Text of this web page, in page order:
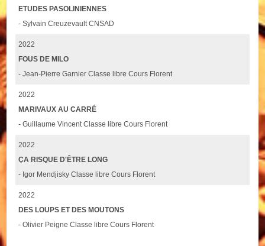
ETUDES PASOLINIENNES
- Sylvain Creuzevault CNSAD
2022
FOUS DE MILO
- Jean-Pierre Garnier Classe libre Cours Florent
2022
MARIVAUX AU CARRÉ
- Guillaume Vincent Classe libre Cours Florent
2022
ÇA RISQUE D'ÊTRE LONG
- Igor Mendjisky Classe libre Cours Florent
2022
DES LOUPS ET DES MOUTONS
- Olivier Peigne Classe libre Cours Florent